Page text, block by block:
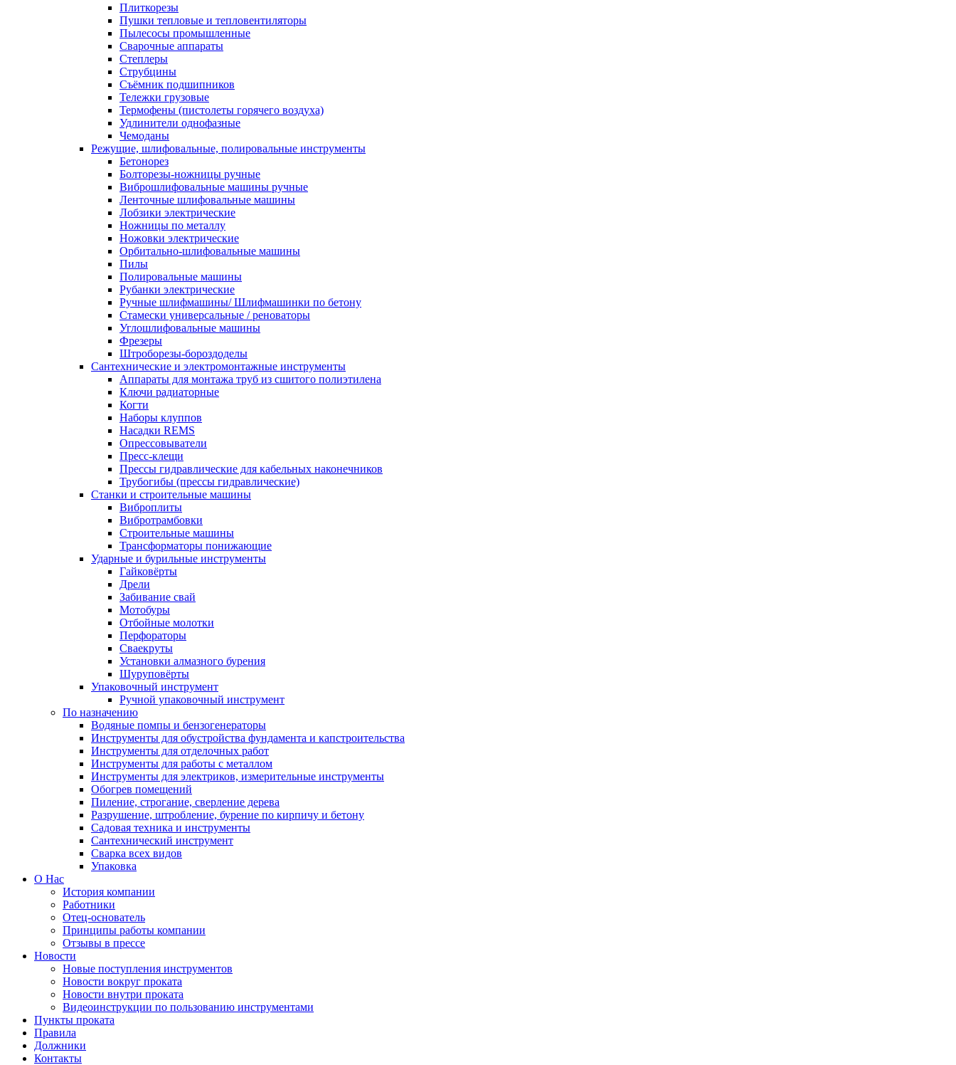
Плиткорезы
Пушки тепловые и тепловентиляторы
Пылесосы промышленные
Сварочные аппараты
Степлеры
Струбцины
Съёмник подшипников
Тележки грузовые
Термофены (пистолеты горячего воздуха)
Удлинители однофазные
Чемоданы
Режущие, шлифовальные, полировальные инструменты
Бетонорез
Болторезы-ножницы ручные
Виброшлифовальные машины ручные
Ленточные шлифовальные машины
Лобзики электрические
Ножницы по металлу
Ножовки электрические
Орбитально-шлифовальные машины
Пилы
Полировальные машины
Рубанки электрические
Ручные шлифмашины/ Шлифмашинки по бетону
Стамески универсальные / реноваторы
Углошлифовальные машины
Фрезеры
Штроборезы-бороздоделы
Сантехнические и электромонтажные инструменты
Аппараты для монтажа труб из сшитого полиэтилена
Ключи радиаторные
Когти
Наборы клуппов
Насадки REMS
Опрессовыватели
Пресс-клещи
Прессы гидравлические для кабельных наконечников
Трубогибы (прессы гидравлические)
Станки и строительные машины
Виброплиты
Вибротрамбовки
Строительные машины
Трансформаторы понижающие
Ударные и бурильные инструменты
Гайковёрты
Дрели
Забивание свай
Мотобуры
Отбойные молотки
Перфораторы
Сваекруты
Установки алмазного бурения
Шуруповёрты
Упаковочный инструмент
Ручной упаковочный инструмент
По назначению
Водяные помпы и бензогенераторы
Инструменты для обустройства фундамента и капстроительства
Инструменты для отделочных работ
Инструменты для работы с металлом
Инструменты для электриков, измерительные инструменты
Обогрев помещений
Пиление, строгание, сверление дерева
Разрушение, штробление, бурение по кирпичу и бетону
Садовая техника и инструменты
Сантехнический инструмент
Сварка всех видов
Упаковка
О Нас
История компании
Работники
Отец-основатель
Принципы работы компании
Отзывы в прессе
Новости
Новые поступления инструментов
Новости вокруг проката
Новости внутри проката
Видеоинструкции по пользованию инструментами
Пункты проката
Правила
Должники
Контакты